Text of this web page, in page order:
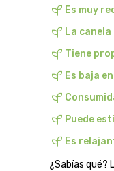
Es muy
La
Tiene
Es baja
Puede
Es
¿Sabías qué?